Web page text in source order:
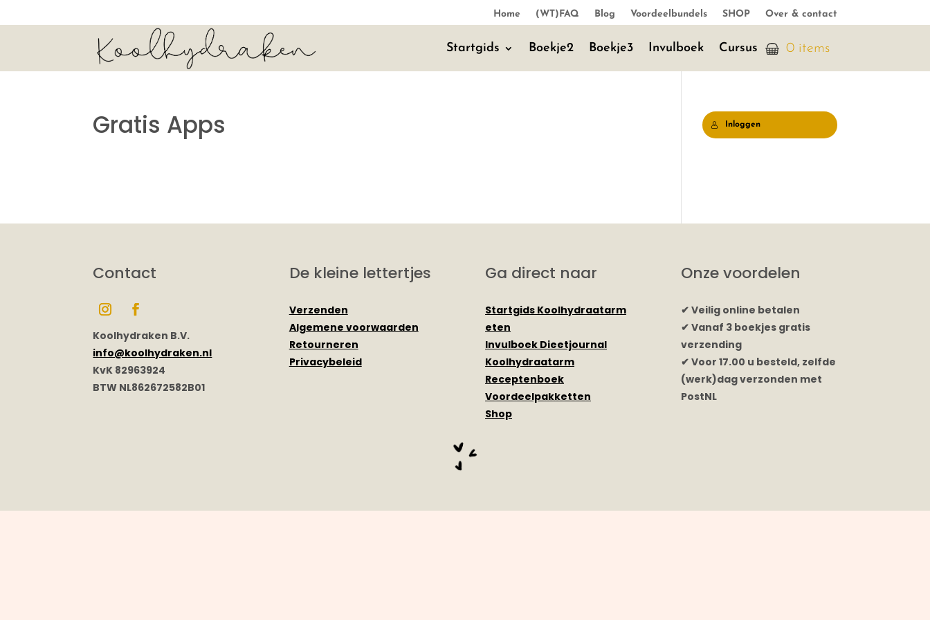
Home (WT)FAQ Blog Voordeelbundels SHOP Over & contact
Startgids Boekje2 Boekje3 Invulboek Cursus 0 items
Gratis Apps Inloggen
Contact
Koolhydraken B.V.
info@koolhydraken.nl
KvK 82963924
BTW NL862672582B01
De kleine lettertjes
Verzenden
Algemene voorwaarden
Retourneren
Privacybeleid
Ga direct naar
Startgids Koolhydraatarm
eten
Invulboek Dieetjournal
Koolhydraatarm
Receptenboek
Voordeelpakketten
Shop
Onze voordelen
✔ Veilig online betalen
✔ Vanaf 3 boekjes gratis
verzending
✔ Voor 17.00 u besteld, zelfde
(werk)dag verzonden met
PostNL